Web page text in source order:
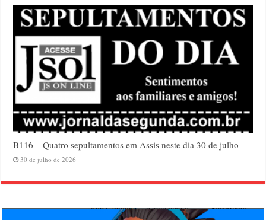
B116 – Quatro sepultamentos em Assis neste dia 30 de julho
30 de julho de 2026